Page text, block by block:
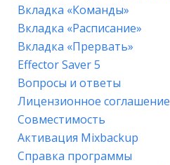
Вкладка «Команды»
Вкладка «Расписание»
Вкладка «Прервать»
Effector Saver 5
Вопросы и ответы
Лицензионное соглашение
Совместимость
Активация Mixbackup
Справка программы